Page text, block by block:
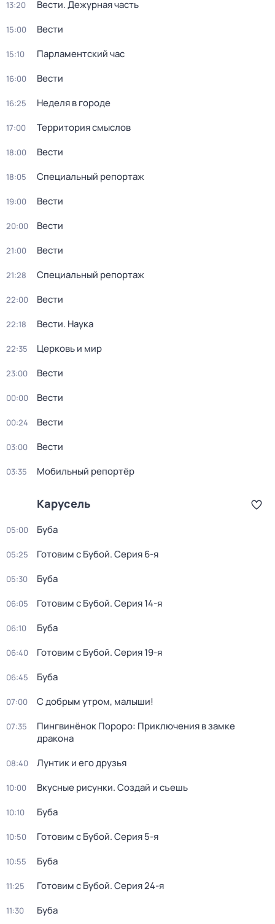
13:20 Вести. Дежурная часть
15:00 Вести
15:10 Парламентский час
16:00 Вести
16:25 Неделя в городе
17:00 Территория смыслов
18:00 Вести
18:05 Специальный репортаж
19:00 Вести
20:00 Вести
21:00 Вести
21:28 Специальный репортаж
22:00 Вести
22:18 Вести. Наука
22:35 Церковь и мир
23:00 Вести
00:00 Вести
00:24 Вести
03:00 Вести
03:35 Мобильный репортёр
Карусель
05:00 Буба
05:25 Готовим с Бубой. Серия 6-я
05:30 Буба
06:05 Готовим с Бубой. Серия 14-я
06:10 Буба
06:40 Готовим с Бубой. Серия 19-я
06:45 Буба
07:00 С добрым утром, малыши!
07:35
Пингвинёнок Пороро: Приключения в замке
дракона
08:40 Лунтик и его друзья
10:00 Вкусные рисунки. Создай и съешь
10:10 Буба
10:50 Готовим с Бубой. Серия 5-я
10:55 Буба
11:25 Готовим с Бубой. Серия 24-я
11:30 Буба